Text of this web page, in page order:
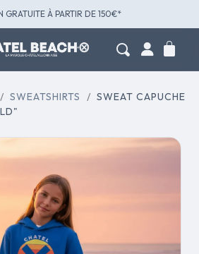
GRATUITE À PARTIR DE 150€*
SWEATSHIRTS
SWEAT CAPUCHE